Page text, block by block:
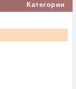
Категории